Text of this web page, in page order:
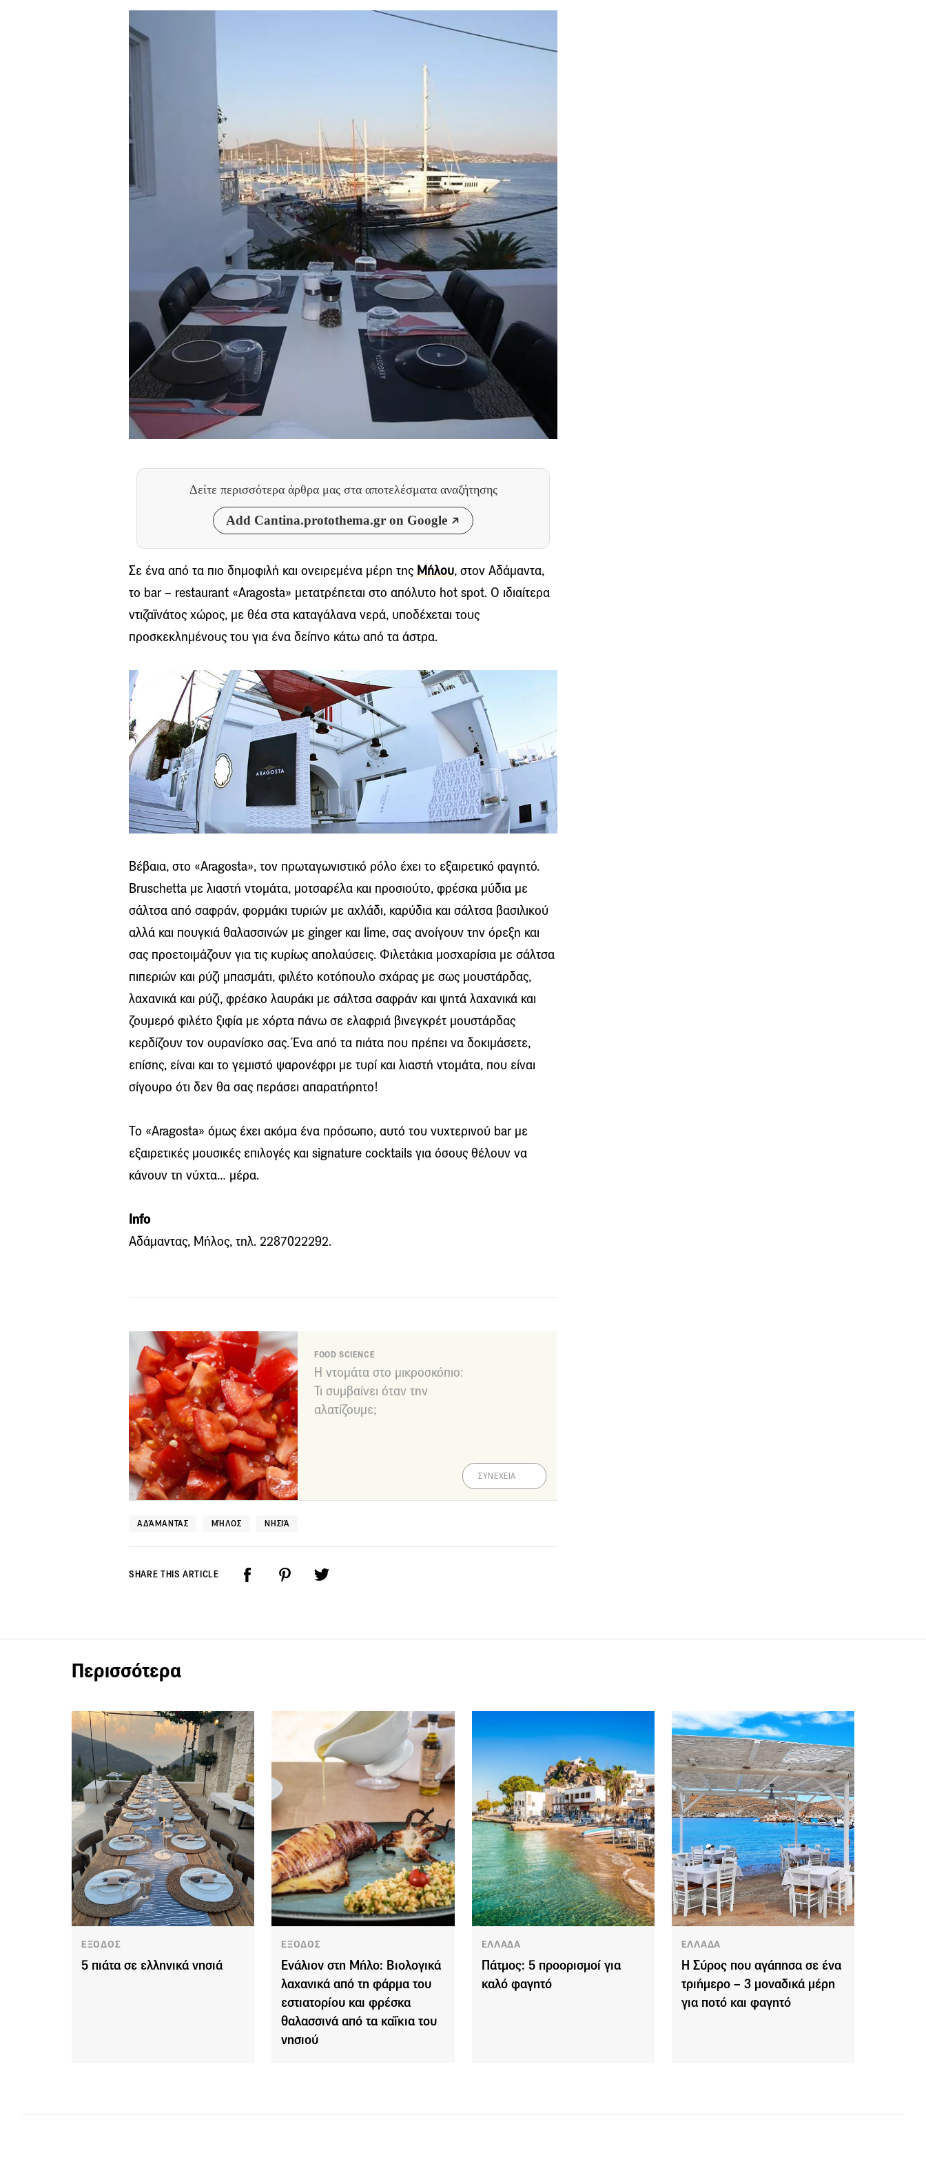
Δείτε περισσότερα άρθρα μας στα αποτελέσματα αναζήτησης
Add Cantina.protothema.gr on Google
Σε ένα από τα πιο δημοφιλή και ονειρεμένα μέρη της Μήλου, στον Αδάμαντα,
το bar – restaurant «Aragosta» μετατρέπεται στο απόλυτο hot spot. Ο ιδιαίτερα
ντιζαϊνάτος χώρος, με θέα στα καταγάλανα νερά, υποδέχεται τους
προσκεκλημένους του για ένα δείπνο κάτω από τα άστρα.
Βέβαια, στο «Aragosta», τον πρωταγωνιστικό ρόλο έχει το εξαιρετικό φαγητό.
Bruschetta με λιαστή ντομάτα, μοτσαρέλα και προσιούτο, φρέσκα μύδια με
σάλτσα από σαφράν, φορμάκι τυριών με αχλάδι, καρύδια και σάλτσα βασιλικού
αλλά και πουγκιά θαλασσινών με ginger και lime, σας ανοίγουν την όρεξη και
σας προετοιμάζουν για τις κυρίως απολαύσεις. Φιλετάκια μοσχαρίσια με σάλτσα
πιπεριών και ρύζι μπασμάτι, φιλέτο κοτόπουλο σχάρας με σως μουστάρδας,
λαχανικά και ρύζι, φρέσκο λαυράκι με σάλτσα σαφράν και ψητά λαχανικά και
ζουμερό φιλέτο ξιφία με χόρτα πάνω σε ελαφριά βινεγκρέτ μουστάρδας
κερδίζουν τον ουρανίσκο σας. Ένα από τα πιάτα που πρέπει να δοκιμάσετε,
επίσης, είναι και το γεμιστό ψαρονέφρι με τυρί και λιαστή ντομάτα, που είναι
σίγουρο ότι δεν θα σας περάσει απαρατήρητο!
Το «Aragosta» όμως έχει ακόμα ένα πρόσωπο, αυτό του νυχτερινού bar με
εξαιρετικές μουσικές επιλογές και signature cocktails για όσους θέλουν να
κάνουν τη νύχτα… μέρα.
Infο
Αδάμαντας, Μήλος, τηλ. 2287022292.
FOOD SCIENCE
Η ντομάτα στο μικροσκόπιο:
Τι συμβαίνει όταν την
αλατίζουμε;
ΣΥΝΕΧΕΙΑ
ΑΔΆΜΑΝΤΑΣ ΜΉΛΟΣ ΝΗΣΙΆ
SHARE THIS ARTICLE
Περισσότερα
ΕΞΟΔΟΣ
5 πιάτα σε ελληνικά νησιά
ΕΞΟΔΟΣ
Ενάλιον στη Μήλο: Βιολογικά
λαχανικά από τη φάρμα του
εστιατορίου και φρέσκα
θαλασσινά από τα καΐκια του
νησιού
ΕΛΛΑΔΑ
Πάτμος: 5 προορισμοί για
καλό φαγητό
ΕΛΛΑΔΑ
Η Σύρος που αγάπησα σε ένα
τριήμερο – 3 μοναδικά μέρη
για ποτό και φαγητό